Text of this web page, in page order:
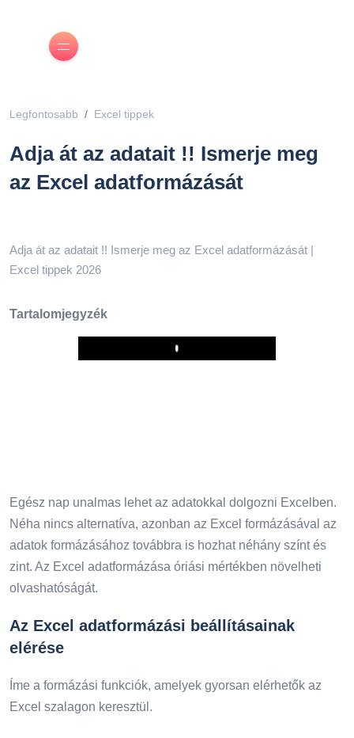
Legfontosabb Excel tippek
Adja át az adatait !! Ismerje meg
az Excel adatformázását
Adja át az adatait !! Ismerje meg az Excel adatformázását |
Excel tippek 2026
Tartalomjegyzék
Play
Egész nap unalmas lehet az adatokkal dolgozni Excelben.
Néha nincs alternatíva, azonban az Excel formázásával az
adatok formázásához továbbra is hozhat néhány színt és
zint. Az Excel adatformázása óriási mértékben növelheti
olvashatóságát.
Az Excel adatformázási beállításainak
elérése
Íme a formázási funkciók, amelyek gyorsan elérhetők az
Excel szalagon keresztül.